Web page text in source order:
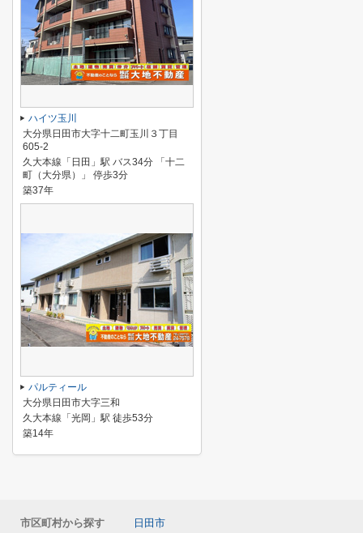
ハイツ玉川
大分県日田市大字十二町玉川３丁目
605-2
久大本線「日田」駅 バス34分 「十二
町（大分県）」 停歩3分
築37年
パルティール
大分県日田市大字三和
久大本線「光岡」駅 徒歩53分
築14年
市区町村から探す
日田市